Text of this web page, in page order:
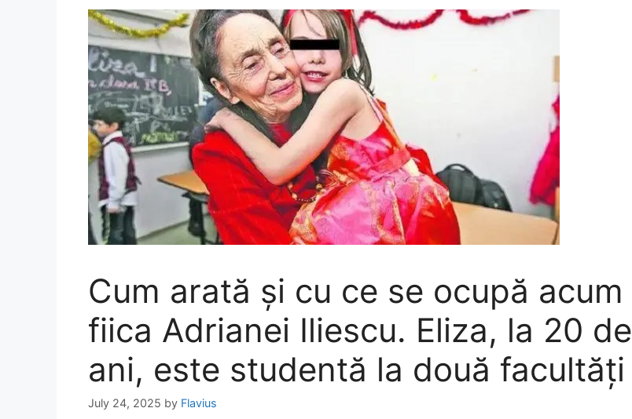
Cum arată și cu ce se ocupă acum
fiica Adrianei Iliescu. Eliza, la 20 de
ani, este studentă la două facultăți
July 24, 2025 by Flavius